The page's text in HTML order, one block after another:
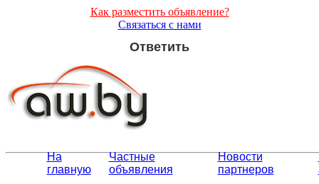
Как разместить объявление?
Связаться с нами
Ответить
На
главную
Частные
объявления
Новости
партнеров